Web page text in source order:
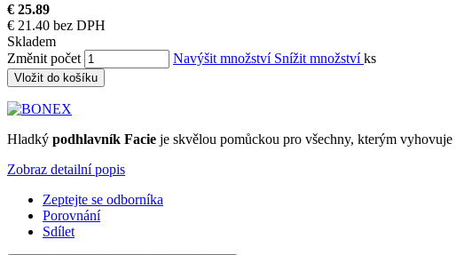
€ 25.89
€ 21.40 bez DPH
Skladem
Změnit počet
Navýšit množství Snížit množstvíks
Vložit do košíku
Hladký podhlavník Facie je skvělou pomůckou pro všechny, kterým
Zobraz detailní popis
Zeptejte se odborníka
Porovnání
Sdílet